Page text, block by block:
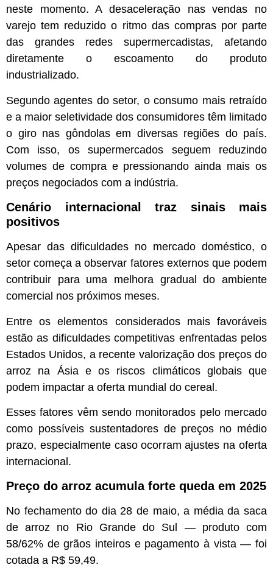
neste momento. A desaceleração nas vendas no
varejo tem reduzido o ritmo das compras por parte
das grandes redes supermercadistas, afetando
diretamente o escoamento do produto
industrializado.
Segundo agentes do setor, o consumo mais retraído
e a maior seletividade dos consumidores têm limitado
o giro nas gôndolas em diversas regiões do país.
Com isso, os supermercados seguem reduzindo
volumes de compra e pressionando ainda mais os
preços negociados com a indústria.
Cenário internacional traz sinais mais
positivos
Apesar das dificuldades no mercado doméstico, o
setor começa a observar fatores externos que podem
contribuir para uma melhora gradual do ambiente
comercial nos próximos meses.
Entre os elementos considerados mais favoráveis
estão as dificuldades competitivas enfrentadas pelos
Estados Unidos, a recente valorização dos preços do
arroz na Ásia e os riscos climáticos globais que
podem impactar a oferta mundial do cereal.
Esses fatores vêm sendo monitorados pelo mercado
como possíveis sustentadores de preços no médio
prazo, especialmente caso ocorram ajustes na oferta
internacional.
Preço do arroz acumula forte queda em 2025
No fechamento do dia 28 de maio, a média da saca
de arroz no Rio Grande do Sul — produto com
58/62% de grãos inteiros e pagamento à vista — foi
cotada a R$ 59,49.